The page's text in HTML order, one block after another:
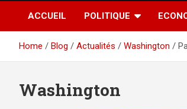
ACCUEIL POLITIQUE
Home Blog Actualités Washington
Washington